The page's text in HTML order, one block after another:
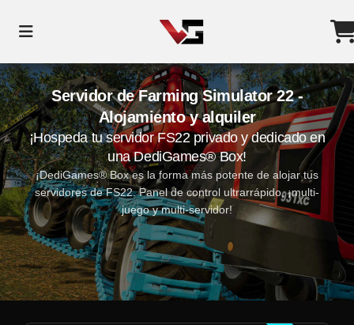
Servidor de Farming Simulator 22 -
Alojamiento y alquiler
¡Hospeda tu servidor FS22 privado y dedicado en
una DediGames® Box!
¡DediGames® Box es la forma más potente de alojar tus
servidores de FS22. Panel de control ultrarrápido, ¡multi-
juego y multi-servidor!